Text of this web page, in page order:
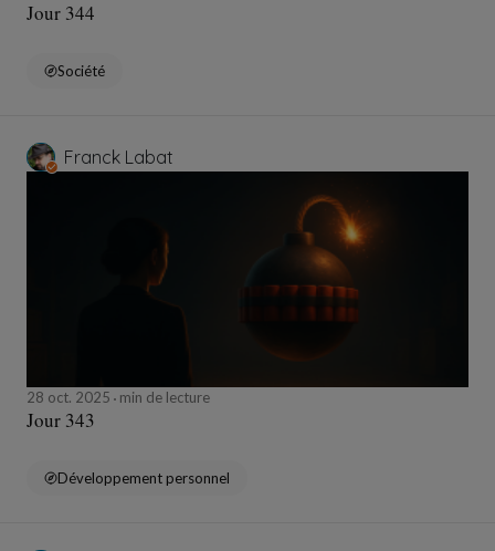
Jour 344
Société
Franck Labat
28 oct. 2025 min de lecture
Jour 343
Développement personnel